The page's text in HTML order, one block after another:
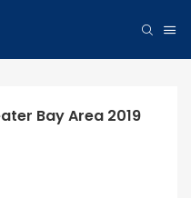
Bay Area 2019